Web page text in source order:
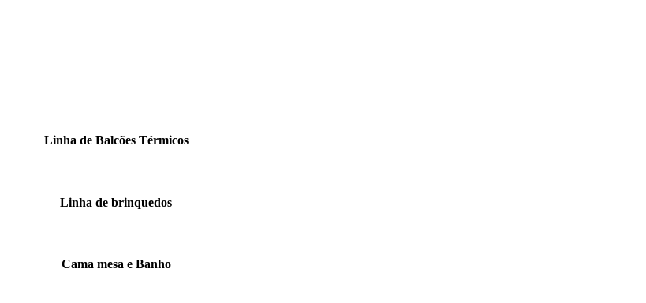
Linha de Balcões Térmicos
Linha de brinquedos
Cama mesa e Banho